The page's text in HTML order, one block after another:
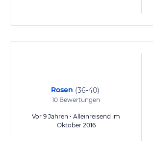
Rosen (36-40)
10 Bewertungen
Vor 9 Jahren • Alleinreisend im
Oktober 2016